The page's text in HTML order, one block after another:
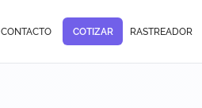
CONTACTO COTIZAR RASTREADOR